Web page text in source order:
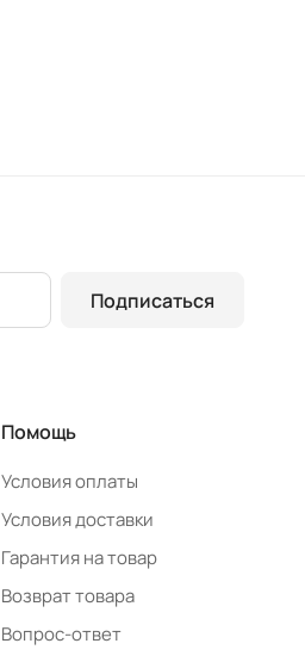
Подписаться
Помощь
Условия оплаты
Условия доставки
Гарантия на товар
Возврат товара
Вопрос-ответ